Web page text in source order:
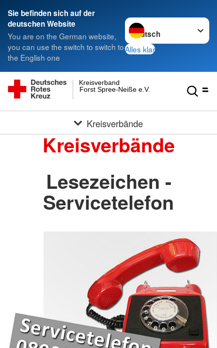
Sie befinden sich auf der
deutschen Website
You are on the German website,
you can use the switch to switch to
the English one
Sprache wechseln zu
Alles klar
Forst Spree-Neiße e.V.
Kreisverband
Kreisverbände
Kreisverbände
Lesezeichen -
Servicetelefon